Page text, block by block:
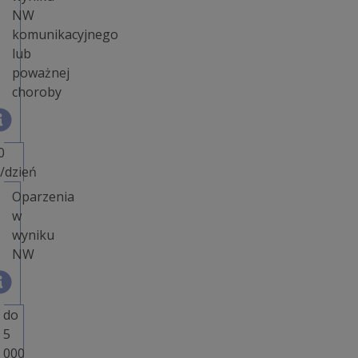
NW
komunikacyjnego
lub
poważnej
choroby
dzień
Oparzenia
w
wyniku
NW
do
5
000